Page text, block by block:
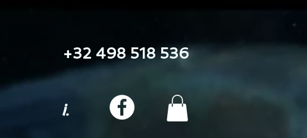
+32 498 518 536
i.